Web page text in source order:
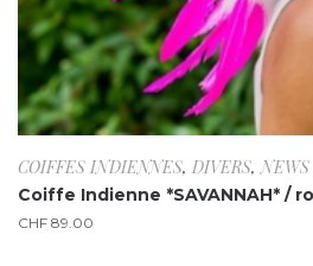
COIFFES INDIENNES, DIVERS,NEWS
Coiffe Indienne *SAVANNAH* /
CHF 89.00